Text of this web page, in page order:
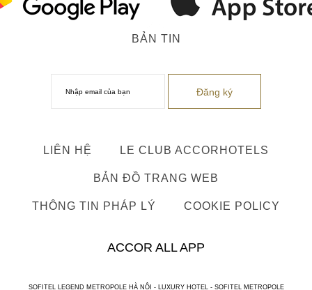
BẢN TIN
LIÊN HỆ LE CLUB ACCORHOTELS
BẢN ĐỒ TRANG WEB
THÔNG TIN PHÁP LÝ COOKIE POLICY
ACCOR ALL APP
SOFITEL LEGEND METROPOLE HÀ NỘI - LUXURY HOTEL - SOFITEL METROPOLE